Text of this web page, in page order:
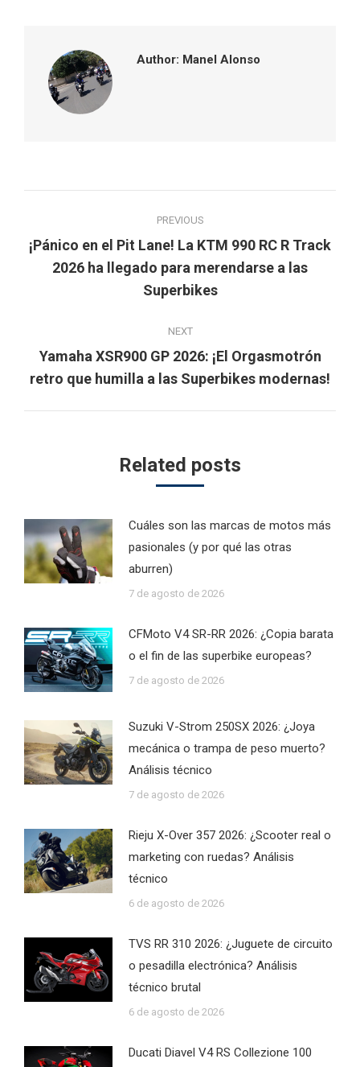
Author: Manel Alonso
navigation
PREVIOUS
Previous
post:
¡Pánico en el Pit Lane! La KTM 990 RC R Track
2026 ha llegado para merendarse a las
Superbikes
NEXT
Next
post:
Yamaha XSR900 GP 2026: ¡El Orgasmotrón
retro que humilla a las Superbikes modernas!
Related posts
Cuáles son las marcas de motos más
pasionales (y por qué las otras
aburren)
7 de agosto de 2026
CFMoto V4 SR-RR 2026: ¿Copia barata
o el fin de las superbike europeas?
7 de agosto de 2026
Suzuki V-Strom 250SX 2026: ¿Joya
mecánica o trampa de peso muerto?
Análisis técnico
7 de agosto de 2026
Rieju X-Over 357 2026: ¿Scooter real o
marketing con ruedas? Análisis
técnico
6 de agosto de 2026
TVS RR 310 2026: ¿Juguete de circuito
o pesadilla electrónica? Análisis
técnico brutal
6 de agosto de 2026
Ducati Diavel V4 RS Collezione 100